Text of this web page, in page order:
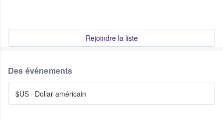
Rejoindre la liste
Des événements
$US · Dollar américain